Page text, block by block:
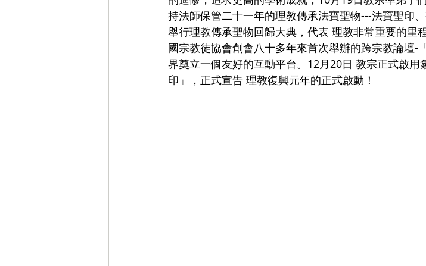
持法師保管二十一年的理教傳承法寶聖物---法寶聖印
舉行理教傳承聖物回歸大典，代表 理教非常重要的里
國宗教徒協會創會八十多年來首次舉辦的跨宗教論壇-
界奠立一個友好的互動平台。12月20日 教宗正式啟
印」，正式宣告 理教復興元年的正式啟動！